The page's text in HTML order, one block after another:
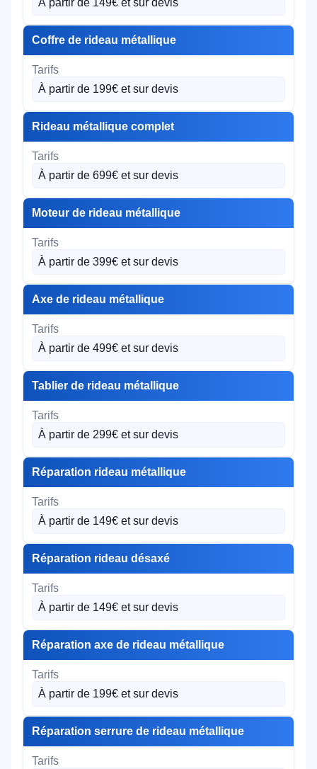
À partir de 149€ et sur devis
Coffre de rideau métallique
À partir de 199€ et sur devis
Rideau métallique complet
À partir de 699€ et sur devis
Moteur de rideau métallique
À partir de 399€ et sur devis
Axe de rideau métallique
À partir de 499€ et sur devis
Tablier de rideau métallique
À partir de 299€ et sur devis
Réparation rideau métallique
À partir de 149€ et sur devis
Réparation rideau désaxé
À partir de 149€ et sur devis
Réparation axe de rideau métallique
À partir de 199€ et sur devis
Réparation serrure de rideau métallique